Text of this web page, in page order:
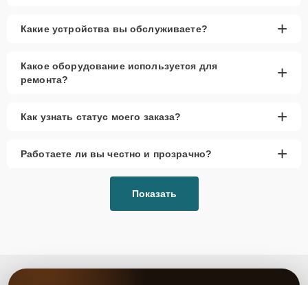
Какие устройства вы обслуживаете? +
Какое оборудование используется для
ремонта?
+
Как узнать статус моего заказа? +
Работаете ли вы честно и прозрачно? +
Показать